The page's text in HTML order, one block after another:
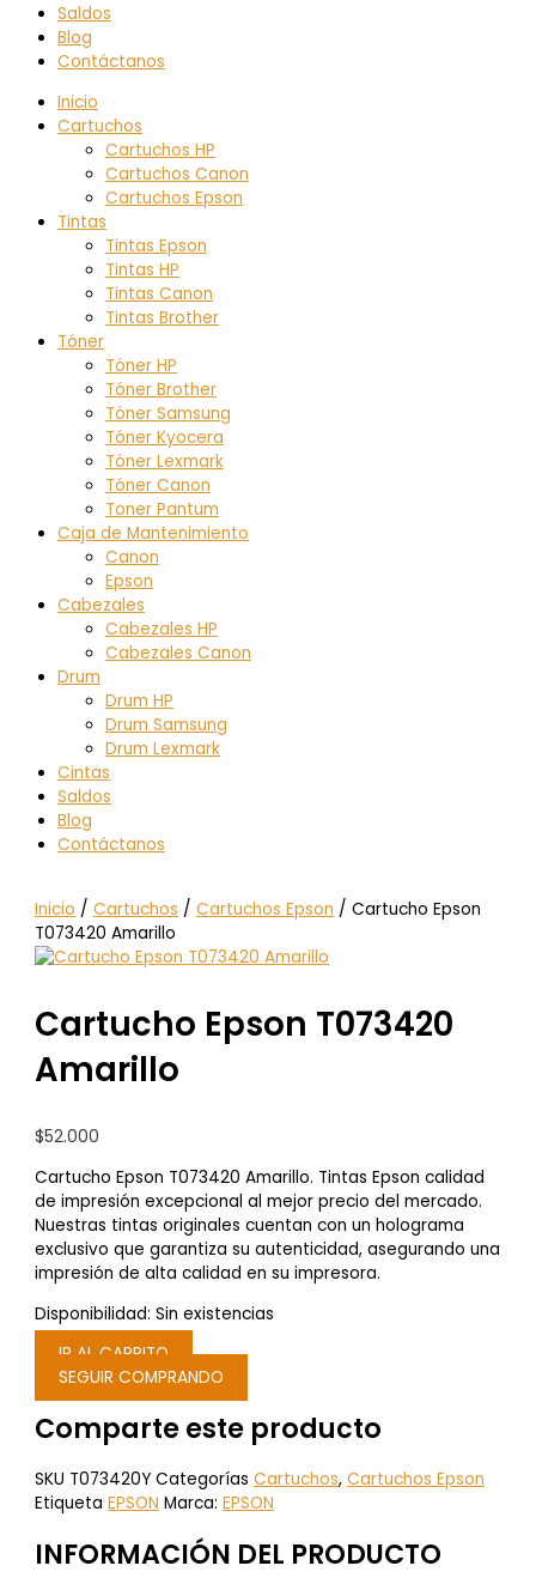
Saldos
Blog
Contáctanos
Inicio
Cartuchos
Cartuchos HP
Cartuchos Canon
Cartuchos Epson
Tintas
Tintas Epson
Tintas HP
Tintas Canon
Tintas Brother
Tóner
Tóner HP
Tóner Brother
Tóner Samsung
Tóner Kyocera
Tóner Lexmark
Tóner Canon
Toner Pantum
Caja de Mantenimiento
Canon
Epson
Cabezales
Cabezales HP
Cabezales Canon
Drum
Drum HP
Drum Samsung
Drum Lexmark
Cintas
Saldos
Blog
Contáctanos
Inicio /Cartuchos /Cartuchos Epson / Cartucho Epson
T073420 Amarillo
Cartucho Epson T073420
Amarillo
$52.000
Cartucho Epson T073420 Amarillo. Tintas Epson calidad
de impresión excepcional al mejor precio del mercado.
Nuestras tintas originales cuentan con un holograma
exclusivo que garantiza su autenticidad, asegurando una
impresión de alta calidad en su impresora.
Disponibilidad: Sin existencias
IR AL CARRITO
SEGUIR COMPRANDO
Comparte este producto
SKU T073420YCategorías Cartuchos,Cartuchos Epson
Etiqueta EPSON Marca:EPSON
INFORMACIÓN DEL PRODUCTO